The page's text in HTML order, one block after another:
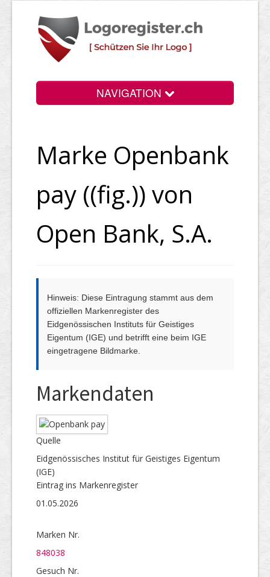
NAVIGATION
Login
Preise
Rechtliche Infos
Marke Openbank
pay ((fig.)) von
Open Bank, S.A.
Hinweis: Diese Eintragung stammt aus dem
offiziellen Markenregister des
Eidgenössischen Instituts für Geistiges
Eigentum (IGE) und betrifft eine beim IGE
eingetragene Bildmarke.
Markendaten
Quelle
Eidgenössisches Institut für Geistiges Eigentum
(IGE)
Eintrag ins Markenregister
01.05.2026
Marken Nr.
848038
Gesuch Nr.